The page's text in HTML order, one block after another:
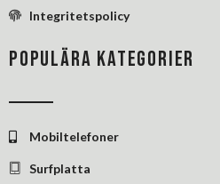
Integritetspolicy
POPULÄRA KATEGORIER
Mobiltelefoner
Surfplatta